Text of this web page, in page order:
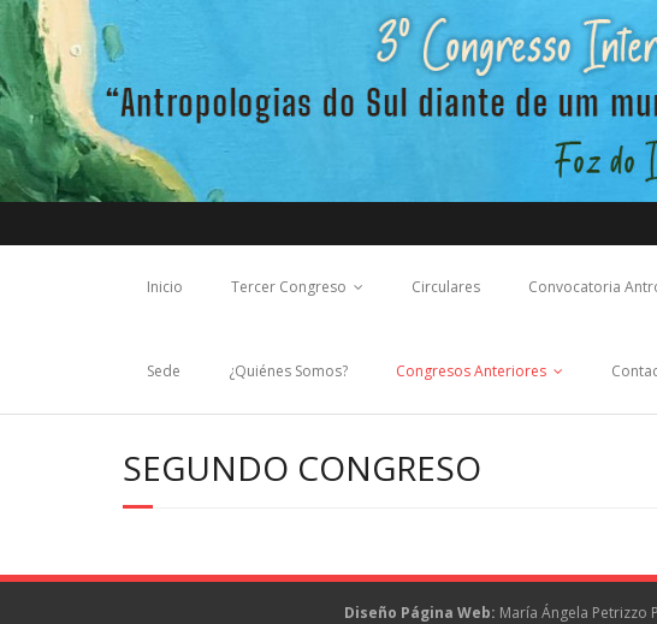
Saltar
contenido
Inicio Tercer Congreso Circulares Convocatoria
Sede ¿Quiénes Somos? Congresos Anteriores
SEGUNDO CONGRESO
Diseño Página Web: María Ángela Petrizzo